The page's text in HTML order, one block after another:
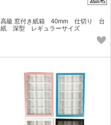
高級 窓付き紙箱 40mm 仕切り 台
紙 深型 レギュラーサイズ